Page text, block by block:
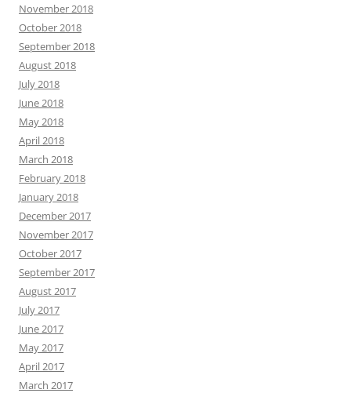
November 2018
October 2018
September 2018
August 2018
July 2018
June 2018
May 2018
April 2018
March 2018
February 2018
January 2018
December 2017
November 2017
October 2017
September 2017
August 2017
July 2017
June 2017
May 2017
April 2017
March 2017